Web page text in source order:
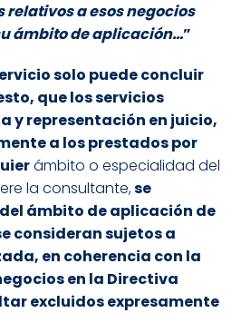
a esos negocios
ámbito de aplicación…”
solo puede concluir
que los servicios
y representación en juicio,
a los prestados por
ámbito o especialidad del
la consultante,se
ámbito de aplicación de
consideran sujetos a
en coherencia con la
en la Directiva
excluidos expresamente